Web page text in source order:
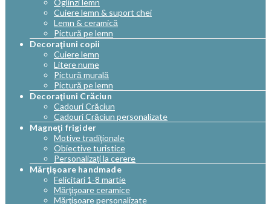
Oglinzi lemn
Cuiere lemn & suport chei
Lemn & ceramică
Pictură pe lemn
Decoraţiuni copii
Cuiere lemn
Litere nume
Pictură murală
Pictură pe lemn
Decoraţiuni Crăciun
Cadouri Crăciun
Cadouri Crăciun personalizate
Magneţi frigider
Motive tradiţionale
Obiective turistice
Personalizaţi la cerere
Mărţişoare handmade
Felicitari 1-8 martie
Mărţişoare ceramice
Mărţişoare personalizate